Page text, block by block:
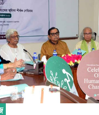
নদী
নেই : প্রধানমন্ত্রী
আত-